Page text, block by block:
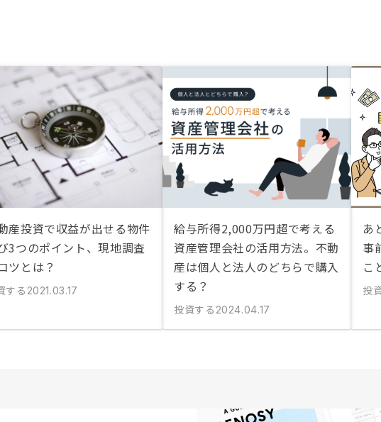
産投資で収益が出せる物件
3つのポイント、現地調査
ツとは？
する 2021.03.17
給与所得2,000万円超で考える
資産管理会社の活用方法。不動
産は個人と法人のどちらで購入
する？
投資する 2024.04.17
あ
事
こ
投